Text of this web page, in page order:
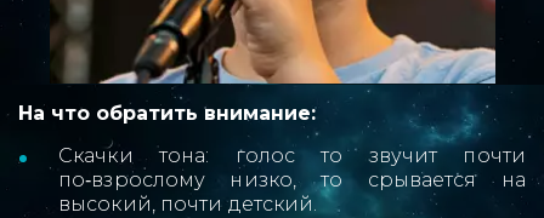
На что обратить внимание:
Скачки тона: голос то звучит почти
по‑взрослому низко, то срывается на
высокий, почти детский.